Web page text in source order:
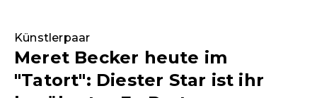
Künstlerpaar
Meret Becker heute im
"Tatort": Diester Star ist ihr